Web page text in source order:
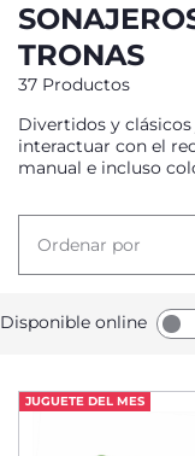
TRONAS
37 Productos
Divertidos y
interactuar con el
manual e incluso
Ordenar por
Disponible online
JUGUETE DEL MES